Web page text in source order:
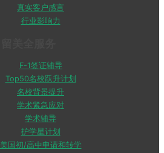
真实客户感言
行业影响力
F-1签证辅导
Top50名校跃升计划
名校背景提升
学术紧急应对
学术辅导
护学星计划
美国初/高中申请和转学